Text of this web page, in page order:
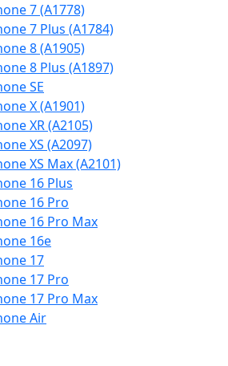
7 (A1778)
7 Plus (A1784)
8 (A1905)
8 Plus (A1897)
SE
X (A1901)
XR (A2105)
XS (A2097)
XS Max (A2101)
16 Plus
16 Pro
16 Pro Max
16e
17
17 Pro
17 Pro Max
Air